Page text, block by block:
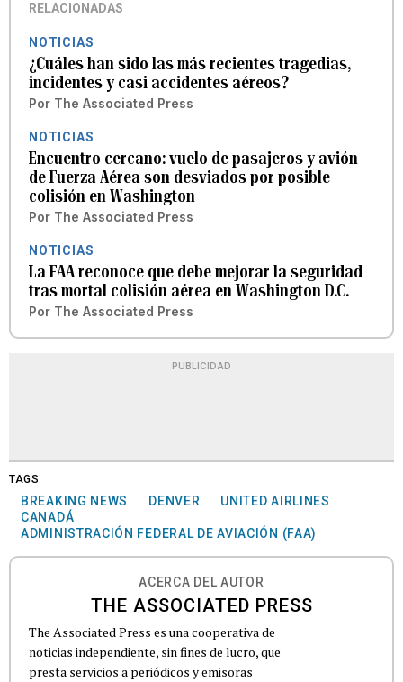
RELACIONADAS
NOTICIAS
¿Cuáles han sido las más recientes tragedias,
incidentes y casi accidentes aéreos?
Por The Associated Press
NOTICIAS
Encuentro cercano: vuelo de pasajeros y avión
de Fuerza Aérea son desviados por posible
colisión en Washington
Por The Associated Press
NOTICIAS
La FAA reconoce que debe mejorar la seguridad
tras mortal colisión aérea en Washington D.C.
Por The Associated Press
PUBLICIDAD
TAGS
BREAKING NEWS DENVER
UNITED AIRLINES
CANADÁ
ADMINISTRACIÓN FEDERAL DE AVIACIÓN (FAA)
ACERCA DEL AUTOR
THE ASSOCIATED PRESS
The Associated Press es una cooperativa de
noticias independiente, sin fines de lucro, que
presta servicios a periódicos y emisoras